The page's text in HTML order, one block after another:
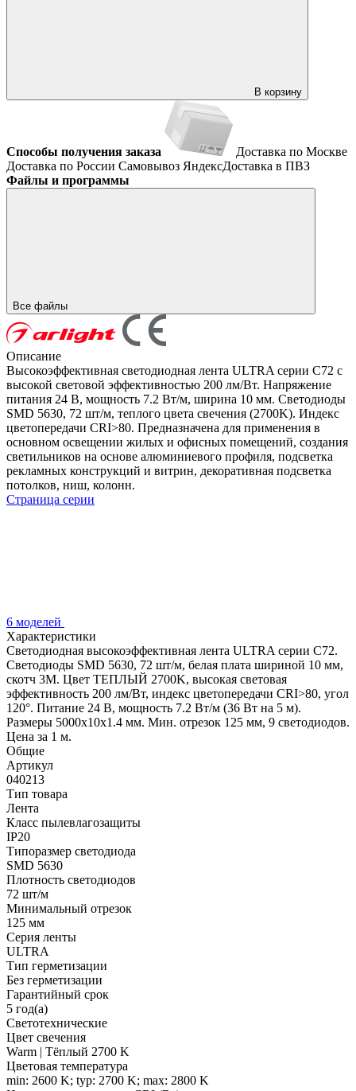
В корзину
Способы получения заказа
Доставка по Москве
Доставка по России Самовывоз ЯндексДоставка в ПВЗ
Файлы и программы
Все файлы
Описание
Высокоэффективная светодиодная лента ULTRA серии C72 с
высокой световой эффективностью 200 лм/Вт. Напряжение
питания 24 В, мощность 7.2 Вт/м, ширина 10 мм. Светодиоды
SMD 5630, 72 шт/м, теплого цвета свечения (2700K). Индекс
цветопередачи CRI>80. Предназначена для применения в
основном освещении жилых и офисных помещений, создания
светильников на основе алюминиевого профиля, подсветка
рекламных конструкций и витрин, декоративная подсветка
потолков, ниш, колонн.
Страница серии
6 моделей
Характеристики
Светодиодная высокоэффективная лента ULTRA серии C72.
Светодиоды SMD 5630, 72 шт/м, белая плата шириной 10 мм,
скотч 3M. Цвет ТЕПЛЫЙ 2700K, высокая световая
эффективность 200 лм/Вт, индекс цветопередачи CRI>80, угол
120°. Питание 24 В, мощность 7.2 Вт/м (36 Вт на 5 м).
Размеры 5000x10x1.4 мм. Мин. отрезок 125 мм, 9 светодиодов.
Цена за 1 м.
Общие
Артикул
040213
Тип товара
Лента
Класс пылевлагозащиты
IP20
Типоразмер светодиода
SMD 5630
Плотность светодиодов
72 шт/м
Минимальный отрезок
125 мм
Серия ленты
ULTRA
Тип герметизации
Без герметизации
Гарантийный срок
5 год(а)
Светотехнические
Цвет свечения
Warm | Тёплый 2700 K
Цветовая температура
min: 2600 K; typ: 2700 K; max: 2800 K